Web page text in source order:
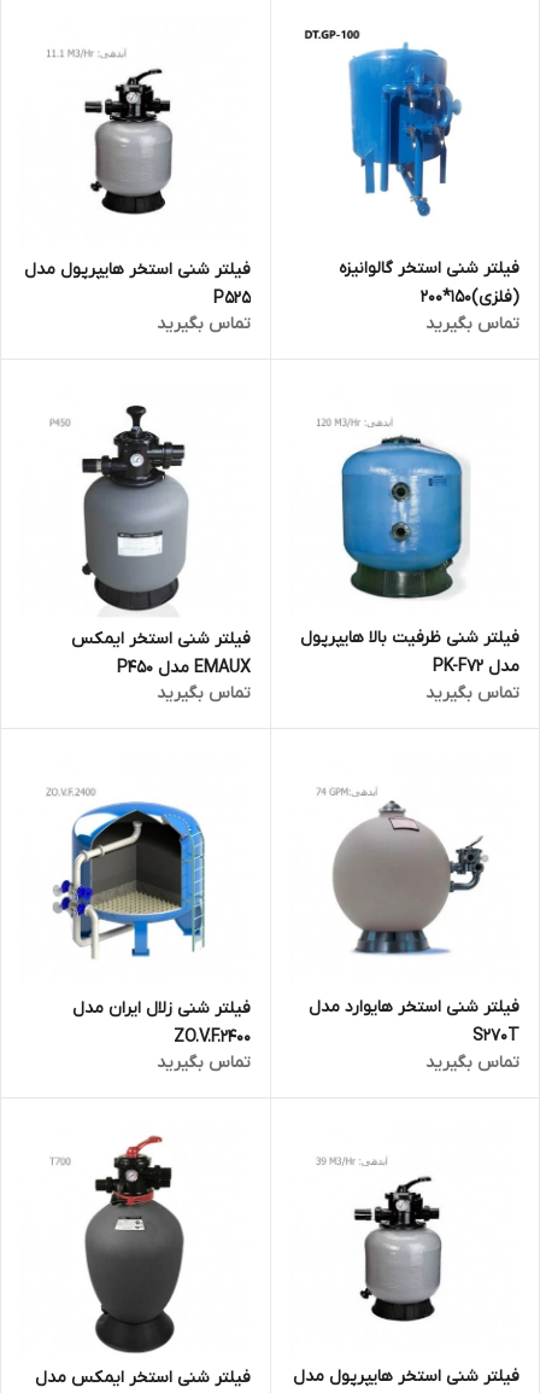
فیلتر شنی استخر گالوانیزه
(فلزی)150*200
تماس بگیرید
فیلتر شنی استخر هایپرپول مدل
P525
تماس بگیرید
فیلتر شنی ظرفیت بالا هایپرپول
مدل PK-F72
تماس بگیرید
فیلتر شنی استخر ایمکس
EMAUX مدل P450
تماس بگیرید
فیلتر شنی استخر هایوارد مدل
S270T
تماس بگیرید
فیلتر شنی زلال ایران مدل
ZO.V.F.2400
تماس بگیرید
فیلتر شنی استخر هایپرپول مدل
فیلتر شنی استخر ایمکس مدل